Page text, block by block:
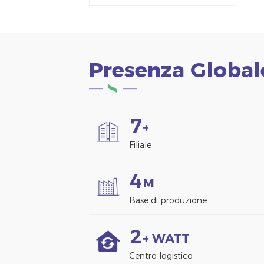
Presenza
7+
Filiale
4M
Base di produzione
2+ WATT
Centro logistico